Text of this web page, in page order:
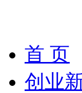
首 页
创业